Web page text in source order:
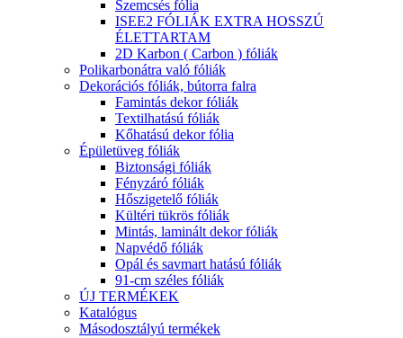
Szemcsés fólia
ISEE2 FÓLIÁK EXTRA HOSSZÚ
ÉLETTARTAM
2D Karbon ( Carbon ) fóliák
Polikarbonátra való fóliák
Dekorációs fóliák, bútorra falra
Famintás dekor fóliák
Textilhatású fóliák
Kőhatású dekor fólia
Épületüveg fóliák
Biztonsági fóliák
Fényzáró fóliák
Hőszigetelő fóliák
Kültéri tükrös fóliák
Mintás, laminált dekor fóliák
Napvédő fóliák
Opál és savmart hatású fóliák
91-cm széles fóliák
ÚJ TERMÉKEK
Katalógus
Másodosztályú termékek